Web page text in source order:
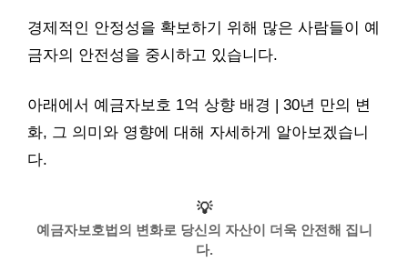
경제적인 안정성을 확보하기 위해 많은 사람들이 예
금자의 안전성을 중시하고 있습니다.
아래에서 예금자보호 1억 상향 배경 | 30년 만의 변
화, 그 의미와 영향에 대해 자세하게 알아보겠습니
다.
💡
예금자보호법의 변화로 당신의 자산이 더욱 안전해 집니
다.